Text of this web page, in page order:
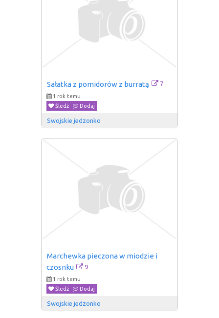
Sałatka z pomidorów z burratą 7
1 rok temu
Śledź
Dodaj
Swojskie jedzonko
Marchewka pieczona w miodzie i
czosnku
9
1 rok temu
Śledź
Dodaj
Swojskie jedzonko